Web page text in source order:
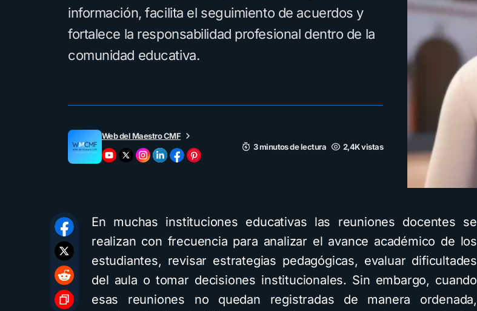
información, facilita el seguimiento de acuerdos y
fortalece la responsabilidad profesional dentro de la
comunidad educativa.
Web del Maestro CMF
3 minutos de lectura
2,4K vistas
En muchas instituciones educativas las reuniones docentes se
realizan con frecuencia para analizar el avance académico de los
estudiantes, revisar estrategias pedagógicas, evaluar dificultades
del aula o tomar decisiones institucionales. Sin embargo, cuando
esas reuniones no quedan registradas de manera ordenada,